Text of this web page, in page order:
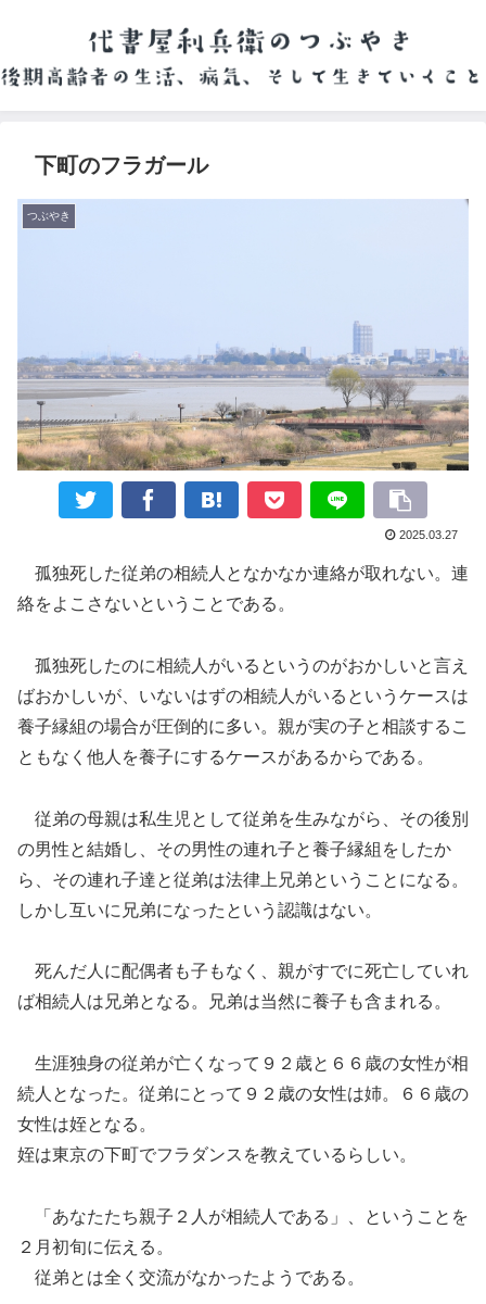
下町のフラガール
つぶやき
2025.03.27
孤独死した従弟の相続人となかなか連絡が取れない。連
絡をよこさないということである。
孤独死したのに相続人がいるというのがおかしいと言え
ばおかしいが、いないはずの相続人がいるというケースは
養子縁組の場合が圧倒的に多い。親が実の子と相談するこ
ともなく他人を養子にするケースがあるからである。
従弟の母親は私生児として従弟を生みながら、その後別
の男性と結婚し、その男性の連れ子と養子縁組をしたか
ら、その連れ子達と従弟は法律上兄弟ということになる。
しかし互いに兄弟になったという認識はない。
死んだ人に配偶者も子もなく、親がすでに死亡していれ
ば相続人は兄弟となる。兄弟は当然に養子も含まれる。
生涯独身の従弟が亡くなって９２歳と６６歳の女性が相
続人となった。従弟にとって９２歳の女性は姉。６６歳の
女性は姪となる。
姪は東京の下町でフラダンスを教えているらしい。
「あなたたち親子２人が相続人である」、ということを
２月初旬に伝える。
従弟とは全く交流がなかったようである。